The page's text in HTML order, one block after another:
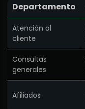
Departamento
Atención al
cliente
Consultas
generales
Afiliados